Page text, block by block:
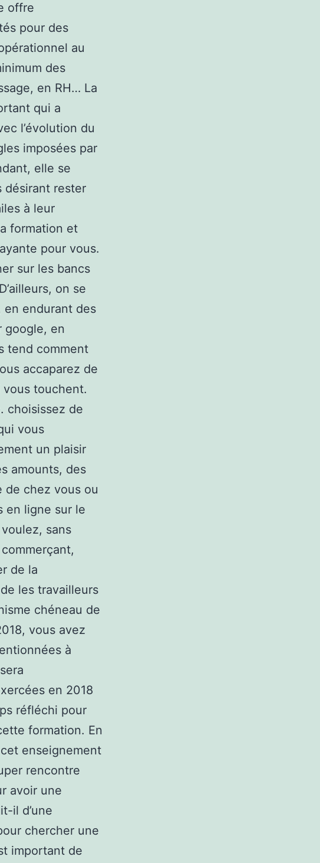
offre
pour des
au
des
en RH… La
qui a
l’évolution du
imposées par
elle se
désirant rester
à leur
formation et
pour vous.
sur les bancs
on se
en endurant des
google, en
tend comment
accaparez de
vous touchent.
choisissez de
vous
un plaisir
amounts, des
de chez vous ou
en ligne sur le
sans
de la
les travailleurs
chéneau de
vous avez
à
en 2018
réfléchi pour
formation. En
enseignement
rencontre
avoir une
il d’une
chercher une
important de